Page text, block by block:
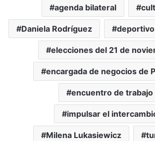
agenda bilateral
Daniela Rodríguez
elecciones del 21 de
encargada de negocios de
encuentro de trabajo
impulsar el
Milena Lukasiewicz